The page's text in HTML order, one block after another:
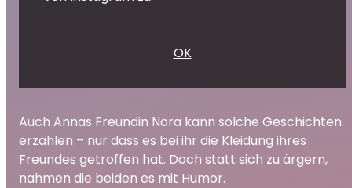
OK
Auch Annas Freundin Nora kann solche Geschichten
erzählen – nur dass es bei ihr die Kleidung ihres
Freundes getroffen hat. Doch statt sich zu ärgern,
nahmen die beiden es mit Humor.